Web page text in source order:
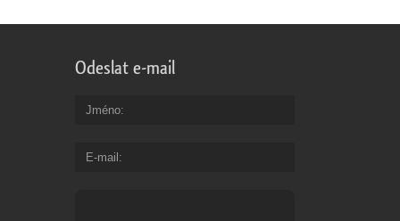
Odeslat e-mail
Jméno
E-mail